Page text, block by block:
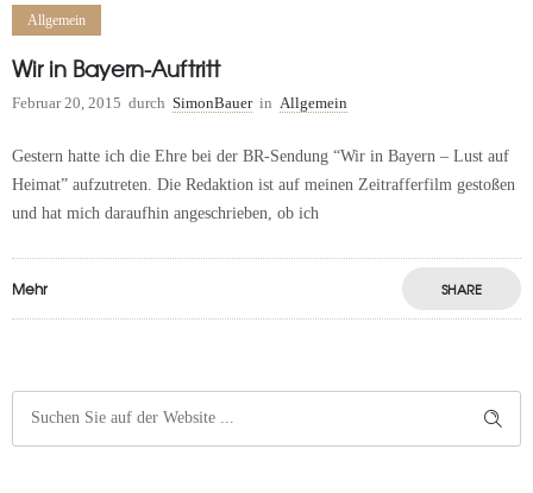
Allgemein
Wir in Bayern-Auftritt
Februar 20, 2015 durch SimonBauer in Allgemein
Gestern hatte ich die Ehre bei der BR-Sendung “Wir in Bayern – Lust auf
Heimat” aufzutreten. Die Redaktion ist auf meinen Zeitrafferfilm gestoßen
und hat mich daraufhin angeschrieben, ob ich
Mehr SHARE